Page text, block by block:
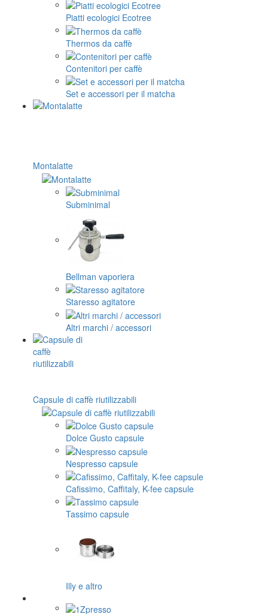
Piatti ecologici Ecotree
Thermos da caffè
Contenitori per caffè
Set e accessori per il matcha
Montalatte
Subminimal
Bellman vaporiera
Staresso agitatore
Altri marchi / accessori
Capsule di caffè riutilizzabili
Dolce Gusto capsule
Nespresso capsule
Cafissimo, Caffitaly, K-fee capsule
Tassimo capsule
Illy e altro